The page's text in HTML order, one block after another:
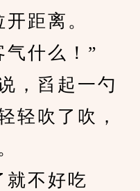
距离。
什么！”
舀起一勺
轻吹了吹，
不好吃